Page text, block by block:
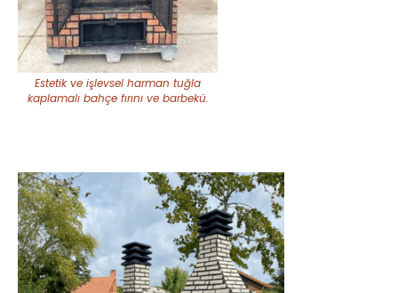
Estetik ve işlevsel harman tuğla
kaplamalı bahçe fırını ve barbekü.